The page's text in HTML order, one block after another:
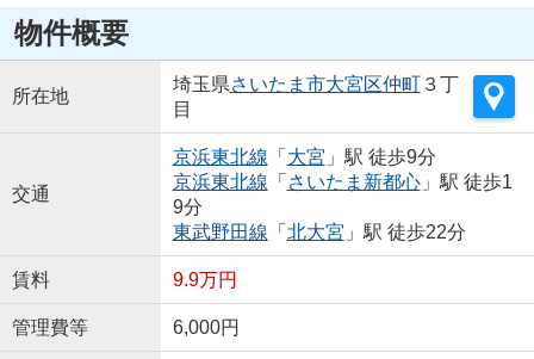
物件概要
所在地
埼玉県さいたま市大宮区仲町３丁
目
交通
京浜東北線 「 大宮 」駅 徒歩9分
京浜東北線 「 さいたま新都心」駅 徒歩1
9分
東武野田線 「 北大宮 」駅 徒歩22分
賃料 9.9万円
管理費等 6,000円